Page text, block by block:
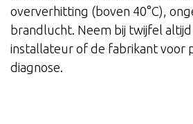
oververhitting (boven 40°C),
brandlucht. Neem bij twijfel
installateur of de fabrikant voor
diagnose.